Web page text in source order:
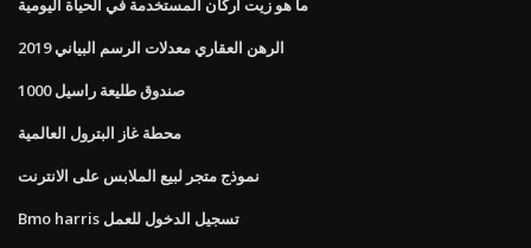
ما هو زيت أركان المستخدمة في الحياة اليومية
الرهن العقاري معدلات الرسم البياني 2019
صندوق طليعة راسيل 1000
محطة غاز البترول العالمية
نموذج متجر لبيع الملابس على الانترنت
Bmo harris تسجيل الدخول للعمل